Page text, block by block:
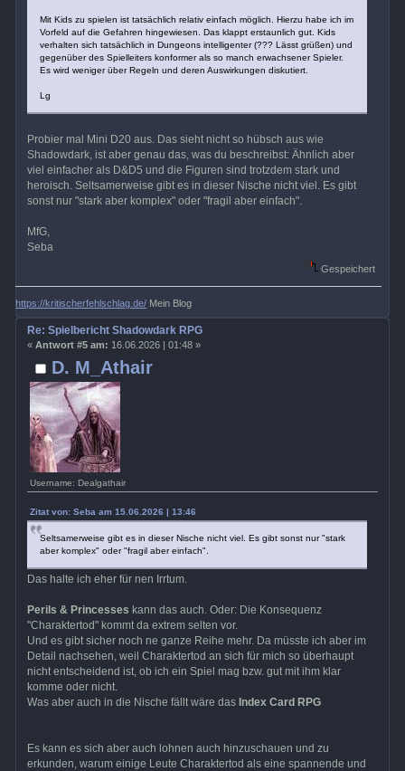
Mit Kids zu spielen ist tatsächlich relativ einfach möglich. Hierzu habe ich im
Vorfeld auf die Gefahren hingewiesen. Das klappt erstaunlich gut. Kids
verhalten sich tatsächlich in Dungeons intelligenter (??? Lässt grüßen) und
gegenüber des Spielleiters konformer als so manch erwachsener Spieler.
Es wird weniger über Regeln und deren Auswirkungen diskutiert.
Lg
Probier mal Mini D20 aus. Das sieht nicht so hübsch aus wie
Shadowdark, ist aber genau das, was du beschreibst: Ähnlich aber
viel einfacher als D&D5 und die Figuren sind trotzdem stark und
heroisch. Seltsamerweise gibt es in dieser Nische nicht viel. Es gibt
sonst nur "stark aber komplex" oder "fragil aber einfach".
MfG,
Seba
Gespeichert
https://kritischerfehlschlag.de/ Mein Blog
D. M_Athair
Username: Dealgathair
Re: Spielbericht Shadowdark RPG
« Antwort #5 am: 16.06.2026 | 01:48 »
Zitat von: Seba am 15.06.2026 | 13:46
Seltsamerweise gibt es in dieser Nische nicht viel. Es gibt sonst nur "stark
aber komplex" oder "fragil aber einfach".
Das halte ich eher für nen Irrtum.
Perils & Princesses kann das auch. Oder: Die Konsequenz
"Charaktertod" kommt da extrem selten vor.
Und es gibt sicher noch ne ganze Reihe mehr. Da müsste ich aber im
Detail nachsehen, weil Charaktertod an sich für mich so überhaupt
nicht entscheidend ist, ob ich ein Spiel mag bzw. gut mit ihm klar
komme oder nicht.
Was aber auch in die Nische fällt wäre das Index Card RPG
Es kann es sich aber auch lohnen auch hinzuschauen und zu
erkunden, warum einige Leute Charaktertod als eine spannende und